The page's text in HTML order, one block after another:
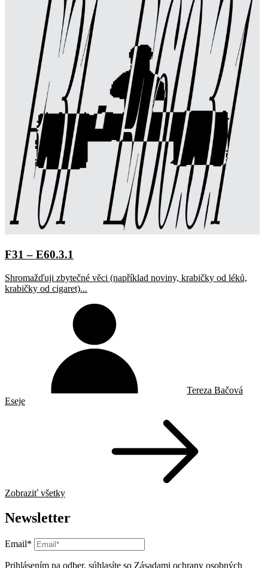
F31 – E60.3.1
Shromažďuji zbytečné věci (například noviny, krabičky od léků,
krabičky od cigaret)...
Tereza Bačová
Eseje
Zobraziť všetky
Newsletter
Email*
Prihlásením na odber, súhlasíte so Zásadami ochrany osobných